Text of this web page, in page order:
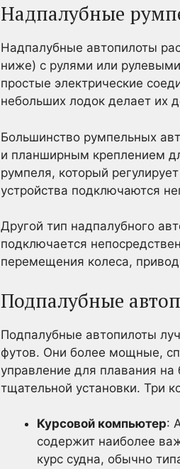
Надпалубные
Надпалубные автопилоты
ниже) с рулями или
простые электрические
небольших лодок делает их
Большинство румпельных
и планширным креплением
румпеля, который
устройства подключаются
Другой тип надпалубного
подключается
перемещения колеса,
Подпалубные
Подпалубные автопилоты
футов. Они более мощные,
управление для плавания
тщательной установки. Три
Курсовой компьютер:
содержит наиболее
курс судна, обычно